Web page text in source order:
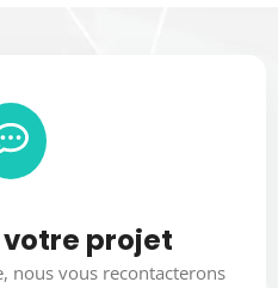
votre projet
nous vous recontacterons